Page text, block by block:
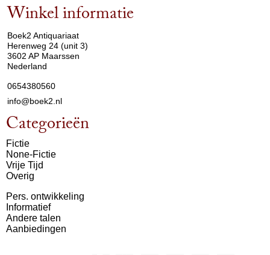
Winkel informatie
Boek2 Antiquariaat
Herenweg 24 (unit 3)
3602 AP Maarssen
Nederland
0654380560
info@boek2.nl
Categorieën
Fictie
None-Fictie
Vrije Tijd
Overig
Pers. ontwikkeling
Informatief
Andere talen
Aanbiedingen